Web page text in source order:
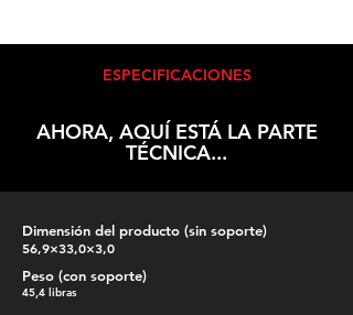
ESPECIFICACIONES
AHORA, AQUÍ ESTÁ LA PARTE
TÉCNICA...
Dimensión del producto (sin soporte)
56,9×33,0×3,0
Peso (con soporte)
45,4 libras